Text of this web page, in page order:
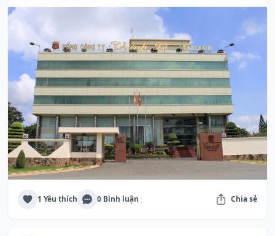
1 Yêu thích 0 Bình luận Chia sẻ